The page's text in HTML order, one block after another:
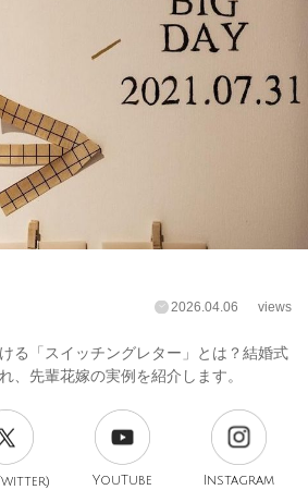
2026.04.06 views
る「スイッチングレター」とは？結婚式
、先輩花嫁の実例を紹介します。
YouTube Instagram